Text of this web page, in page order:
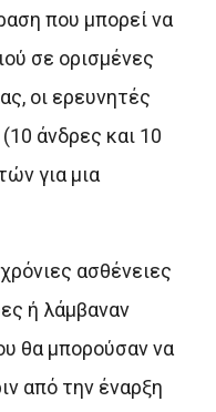
που μπορεί να
σε ορισμένες
οι ερευνητές
άνδρες και 10
για μια
ασθένειες
ή λάμβαναν
θα μπορούσαν να
από την έναρξη